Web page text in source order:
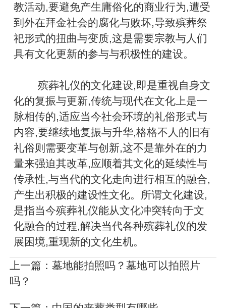
教活动,要避免产生庸俗化的商业行为,遭受
到外在拜金社会的腐化与败坏,导致殡葬祭
祀形式的扭曲与变质,这是需要宗教与人们
具有文化更新的参与与积极性的建设。
殡葬礼仪的文化建设,即是重视自身文
化的复振与更新,传统与现代在文化上是一
脉相传的,适应当今社会环境的礼俗形式与
内容,要继续地复振与升华,格格不人的旧有
礼俗则需要变革与创新,这不是靠外在的力
量来强迫其改革,应顺着其文化的延续性与
传承性,与当代的文化走向进行相互的融合,
产生出积极的建设性文化。所谓文化建设,
是指当今殡葬礼仪能从文化冲突转向于文
化融合的过程,解决当代各种殡葬礼仪的发
展困境,重现新的文化生机。
上一篇：墓地能拍照吗？墓地可以拍照片
吗？